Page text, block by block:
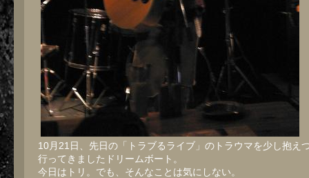
10月21日、先日の「トラブるライブ」のトラウマを少し抱え
行ってきましたドリームボート。
今日はトリ。でも、そんなことは気にしない。